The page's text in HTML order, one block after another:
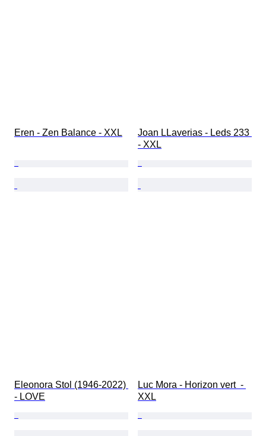
Eren - Zen Balance - XXL
Joan LLaverias - Leds 233
- XXL
Eleonora Stol (1946-2022)
- LOVE
Luc Mora - Horizon vert  -
XXL